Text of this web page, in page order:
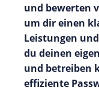
und bewerten
um dir einen
Leistungen
du deinen
und betreiben
effiziente